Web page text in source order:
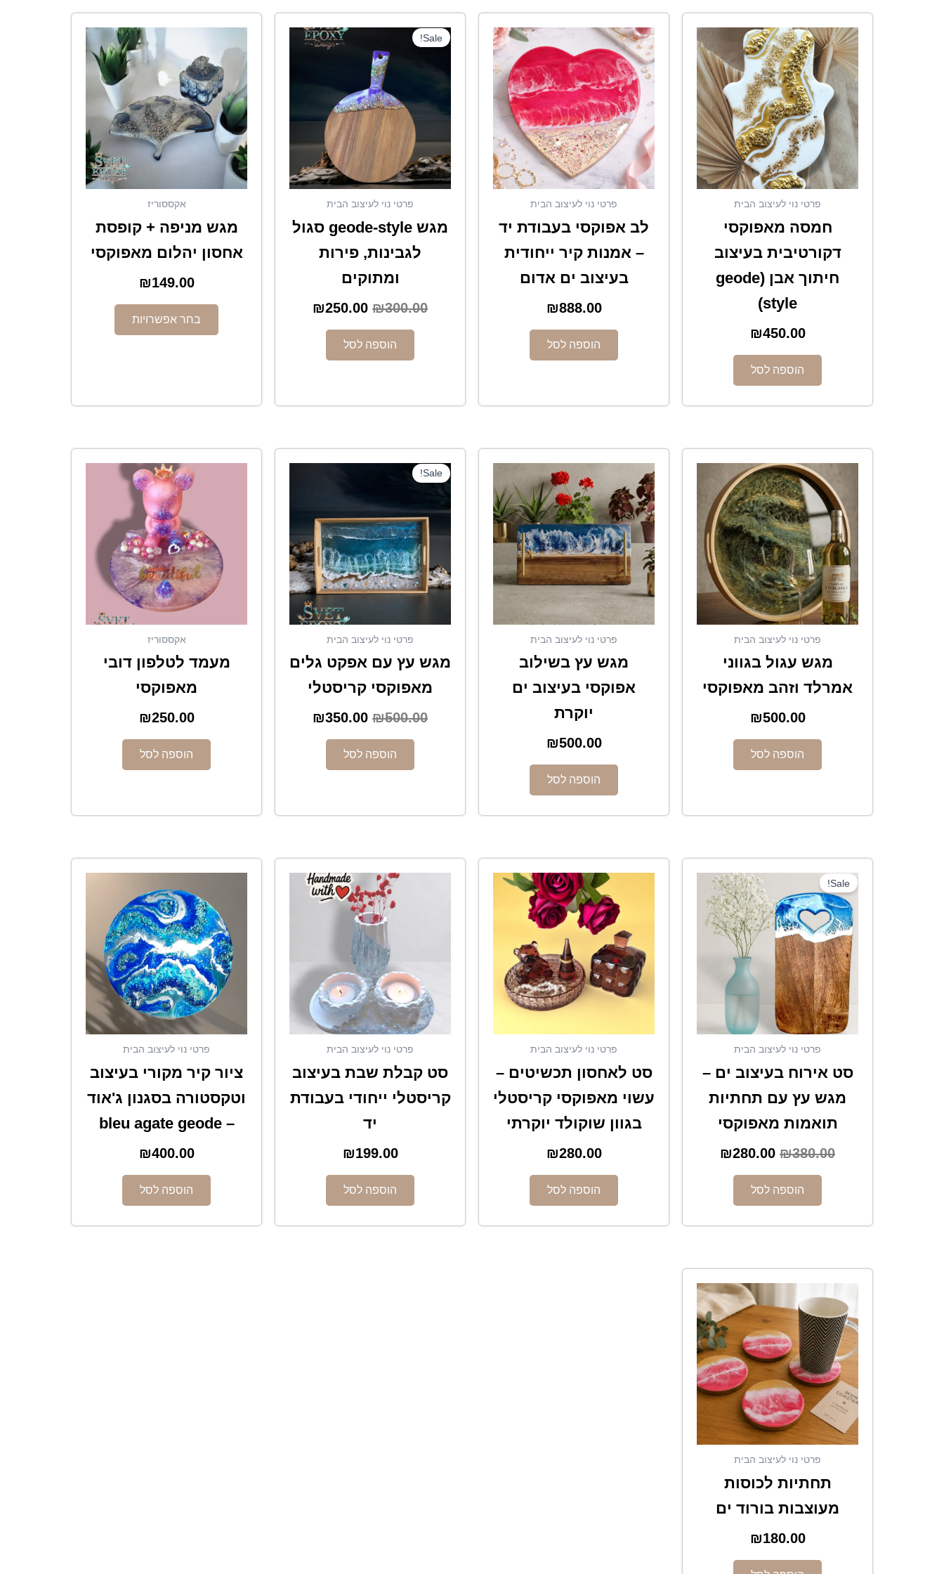
פרטי נוי לעיצוב הבית
חמסה מאפוקסי
דקורטיבית בעיצוב
חיתוך אבן (geode
style)
₪450.00
הוספה לסל
פרטי נוי לעיצוב הבית
לב אפוקסי בעבודת יד
– אמנות קיר ייחודית
בעיצוב ים אדום
₪888.00
הוספה לסל
Sale!
פרטי נוי לעיצוב הבית
מגש geode-style סגול
לגבינות, פירות
ומתוקים
₪300.00
המקורי
₪250.00
הנוכחי
הוספה לסל
אקססוריז
מגש מניפה + קופסת
אחסון יהלום מאפוקסי
₪149.00
בחר אפשרויות
יש
מספר
סוגים.
ניתן
לבחור
את
האפשרויות
בעמוד
פרטי נוי לעיצוב הבית
מגש עגול בגווני
אמרלד וזהב מאפוקסי
₪500.00
הוספה לסל
פרטי נוי לעיצוב הבית
מגש עץ בשילוב
אפוקסי בעיצוב ים
יוקרת
₪500.00
הוספה לסל
Sale!
פרטי נוי לעיצוב הבית
מגש עץ עם אפקט גלים
מאפוקסי קריסטלי
₪500.00
₪500.00.
₪350.00
הוספה לסל
אקססוריז
מעמד לטלפון דובי
מאפוקסי
₪250.00
הוספה לסל
Sale!
פרטי נוי לעיצוב הבית
סט אירוח בעיצוב ים –
מגש עץ עם תחתיות
תואמות מאפוקסי
₪380.00
המקורי
היה:
₪380.00.
₪280.00
הנוכחי
הוא:
₪280.00.
הוספה לסל
פרטי נוי לעיצוב הבית
סט לאחסון תכשיטים –
עשוי מאפוקסי קריסטלי
בגוון שוקולד יוקרתי
₪280.00
הוספה לסל
פרטי נוי לעיצוב הבית
סט קבלת שבת בעיצוב
קריסטלי ייחודי בעבודת
יד
₪199.00
הוספה לסל
פרטי נוי לעיצוב הבית
ציור קיר מקורי בעיצוב
וטקסטורה בסגנון ג'אוד
– bleu agate geode
₪400.00
הוספה לסל
פרטי נוי לעיצוב הבית
תחתיות לכוסות
מעוצבות בורוד ים
₪180.00